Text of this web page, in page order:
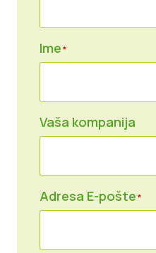
Za Štampu
Ime*
Vaša kompanija
Adresa E-pošte*